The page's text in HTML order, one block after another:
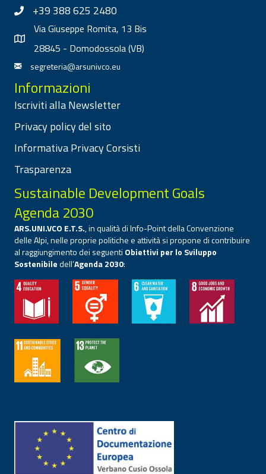
+39 388 625 2480
Via Giuseppe Romita, 13 Bis
28845 - Domodossola (VB)
segreteria@arsunivco.eu
Informazioni
Iscriviti alla Newsletter
Privacy policy del sito
Informativa Privacy Corsisti
Trasparenza
Sustainable Development Goals
Agenda 2030
ARS.UNI.VCO E.T.S., in qualità di Info-Point della Convenzione
delle Alpi, nelle proprie politiche e attività si propone di contribuire
al raggiungimento dei seguenti Obiettivi per lo Sviluppo
Sostenibiledell’Agenda 2030: